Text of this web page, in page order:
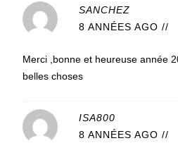
SANCHEZ
8 ANNÉES AGO //
Merci ,bonne et heureuse année
belles choses
ISA800
8 ANNÉES AGO //